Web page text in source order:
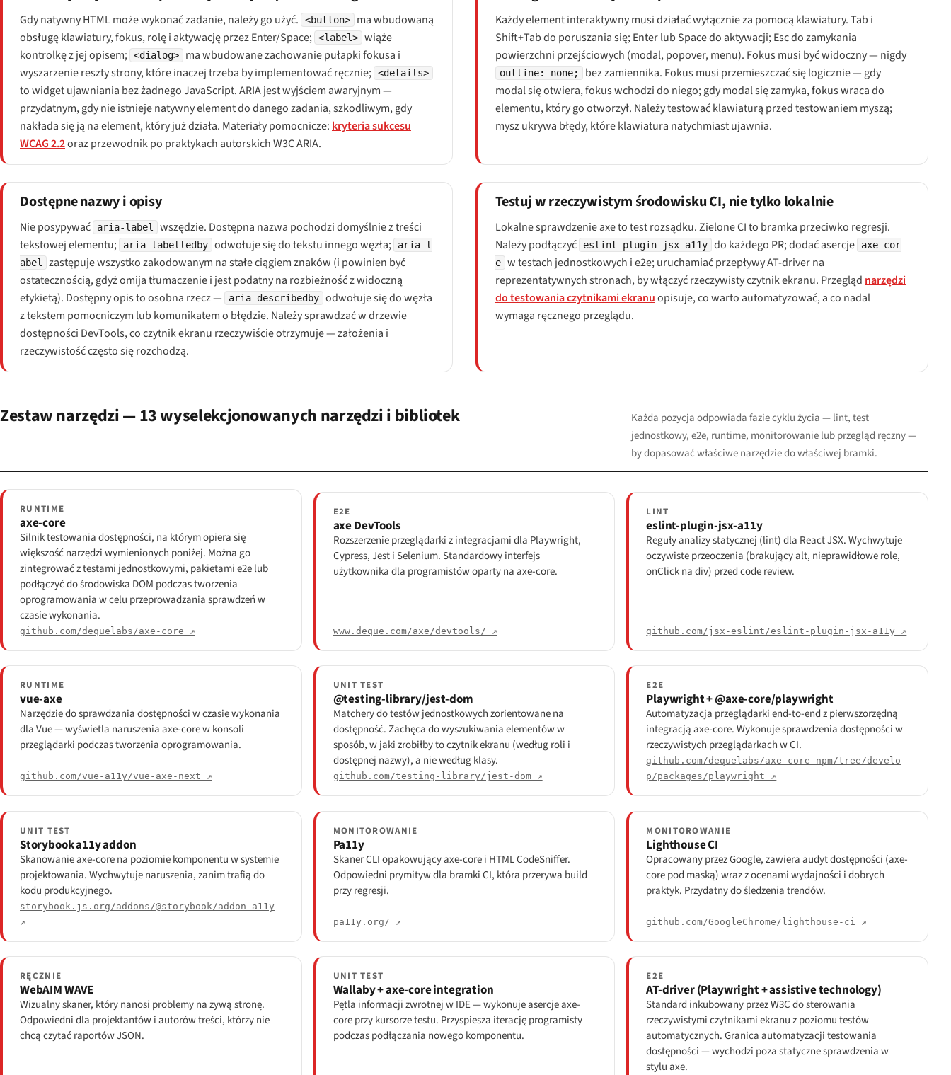
Gdy natywny HTML może wykonać zadanie, należy go użyć. <button>
ma wbudowaną
obsługę klawiatury, fokus, rolę i aktywację przez Enter/Space; <label> wiąże
kontrolkę z jej opisem; <dialog>
ma wbudowane zachowanie pułapki fokusa i
wyszarzenie reszty strony, które inaczej trzeba by implementować ręcznie; <details>
to widget ujawniania bez żadnego JavaScript. ARIA jest wyjściem awaryjnym —
przydatnym, gdy nie istnieje natywny element do danego zadania, szkodliwym, gdy
nakłada się ją na element, który już działa. Materiały pomocnicze: kryteria sukcesu
WCAG 2.2oraz przewodnik po praktykach autorskich W3C ARIA.
Każdy element interaktywny musi działać wyłącznie za pomocą klawiatury. Tab i
Shift+Tab do poruszania się; Enter lub Space do aktywacji; Esc do zamykania
powierzchni przejściowych (modal, popover, menu). Fokus musi być widoczny — nigdy
outline: none;
bez zamiennika. Fokus musi przemieszczać się logicznie — gdy
modal się otwiera, fokus wchodzi do niego; gdy modal się zamyka, fokus wraca do
elementu, który go otworzył. Należy testować klawiaturą przedtestowaniem myszą;
mysz ukrywa błędy, które klawiatura natychmiast ujawnia.
Dostępne nazwy i opisy
Nie posypywać aria-label
wszędzie. Dostępna nazwa pochodzi domyślnie z treści
tekstowej elementu;
aria-labelledby odwołuje się do tekstu innego węzła;
aria-l
abel
zastępuje wszystko zakodowanym na stałe ciągiem znaków (i powinien być
ostatecznością, gdyż omija tłumaczenie i jest podatny na rozbieżność z widoczną
etykietą). Dostępny opis to osobna rzecz —
aria-describedby odwołuje się do węzła
z tekstem pomocniczym lub komunikatem o błędzie. Należy sprawdzać w drzewie
dostępności DevTools, co czytnik ekranu rzeczywiście otrzymuje — założenia i
rzeczywistość często się rozchodzą.
Testuj w rzeczywistym środowisku CI, nie tylko lokalnie
Lokalne sprawdzenie axe to test rozsądku. Zielone CI to bramka przeciwko regresji.
Należy podłączyć
eslint-plugin-jsx-a11y do każdego PR; dodać asercje
axe-cor
e w testach jednostkowych i e2e; uruchamiać przepływy AT-driver na
reprezentatywnych stronach, by włączyć rzeczywisty czytnik ekranu. Przegląd narzędzi
do testowania czytnikami ekranuopisuje, co warto automatyzować, a co nadal
wymaga ręcznego przeglądu.
Zestaw narzędzi — 13 wyselekcjonowanych narzędzi i bibliotek
Każda pozycja odpowiada fazie cyklu życia — lint, test
jednostkowy, e2e, runtime, monitorowanie lub przegląd ręczny —
by dopasować właściwe narzędzie do właściwej bramki.
RUNTIME
axe-core
Silnik testowania dostępności, na którym opiera się
większość narzędzi wymienionych poniżej. Można go
zintegrować z testami jednostkowymi, pakietami e2e lub
podłączyć do środowiska DOM podczas tworzenia
oprogramowania w celu przeprowadzania sprawdzeń w
czasie wykonania.
github.com/dequelabs/axe-core ↗
E2E
axe DevTools
Rozszerzenie przeglądarki z integracjami dla Playwright,
Cypress, Jest i Selenium. Standardowy interfejs
użytkownika dla programistów oparty na axe-core.
www.deque.com/axe/devtools/ ↗
LINT
eslint-plugin-jsx-a11y
Reguły analizy statycznej (lint) dla React JSX. Wychwytuje
oczywiste przeoczenia (brakujący alt, nieprawidłowe role,
onClick na div) przed code review.
github.com/jsx-eslint/eslint-plugin-jsx-a11y ↗
RUNTIME
vue-axe
Narzędzie do sprawdzania dostępności w czasie wykonania
dla Vue — wyświetla naruszenia axe-core w konsoli
przeglądarki podczas tworzenia oprogramowania.
github.com/vue-a11y/vue-axe-next ↗
UNIT TEST
@testing-library/jest-dom
Matchery do testów jednostkowych zorientowane na
dostępność. Zachęca do wyszukiwania elementów w
sposób, w jaki zrobiłby to czytnik ekranu (według roli i
dostępnej nazwy), a nie według klasy.
github.com/testing-library/jest-dom ↗
E2E
Playwright + @axe-core/playwright
Automatyzacja przeglądarki end-to-end z pierwszorzędną
integracją axe-core. Wykonuje sprawdzenia dostępności w
rzeczywistych przeglądarkach w CI.
github.com/dequelabs/axe-core-npm/tree/develo
p/packages/playwright ↗
UNIT TEST
Storybook a11y addon
Skanowanie axe-core na poziomie komponentu w systemie
projektowania. Wychwytuje naruszenia, zanim trafią do
kodu produkcyjnego.
storybook.js.org/addons/@storybook/addon-a11y
↗
MONITOROWANIE
Pa11y
Skaner CLI opakowujący axe-core i HTML CodeSniffer.
Odpowiedni prymityw dla bramki CI, która przerywa build
przy regresji.
pa11y.org/ ↗
MONITOROWANIE
Lighthouse CI
Opracowany przez Google, zawiera audyt dostępności (axe-
core pod maską) wraz z ocenami wydajności i dobrych
praktyk. Przydatny do śledzenia trendów.
github.com/GoogleChrome/lighthouse-ci ↗
RĘCZNIE
WebAIM WAVE
Wizualny skaner, który nanosi problemy na żywą stronę.
Odpowiedni dla projektantów i autorów treści, którzy nie
chcą czytać raportów JSON.
UNIT TEST
Wallaby + axe-core integration
Pętla informacji zwrotnej w IDE — wykonuje asercje axe-
core przy kursorze testu. Przyspiesza iterację programisty
podczas podłączania nowego komponentu.
E2E
AT-driver (Playwright + assistive technology)
Standard inkubowany przez W3C do sterowania
rzeczywistymi czytnikami ekranu z poziomu testów
automatycznych. Granica automatyzacji testowania
dostępności — wychodzi poza statyczne sprawdzenia w
stylu axe.